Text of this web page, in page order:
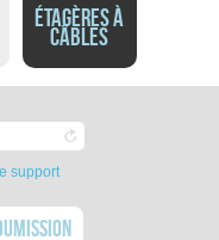
ÉTAGÈRES À
CÂBLES
support